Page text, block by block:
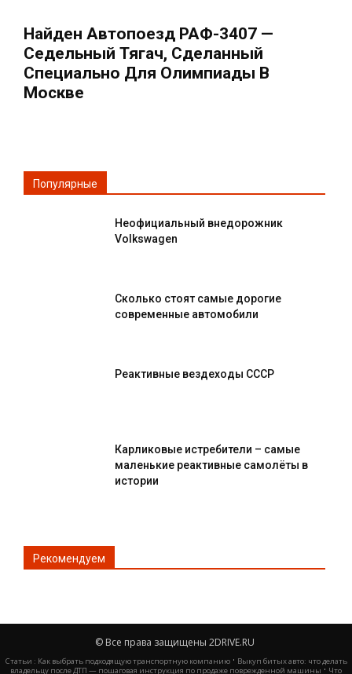
Найден Автопоезд РАФ-3407 —
Седельный Тягач, Сделанный
Специально Для Олимпиады В
Москве
Популярные
Неофициальный внедорожник
Volkswagen
Сколько стоят самые дорогие
современные автомобили
Реактивные вездеходы СССР
Карликовые истребители – самые
маленькие реактивные самолёты в
истории
Рекомендуем
© Все права защищены 2DRIVE.RU
Статьи : Как выбрать подходящую транспортную компанию· Выкуп битых авто: что делать
владельцу после ДТП — пошаговая инструкция по продаже поврежденной машины · Что